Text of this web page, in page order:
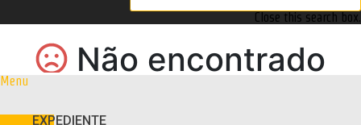
Close this search box.
Menu
EXPEDIENTE